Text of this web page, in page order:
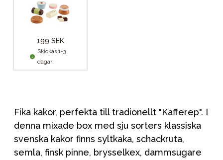
199 SEK
Skickas 1-3
dagar
Fika kakor, perfekta till tradionellt "Kafferep". I
denna mixade box med sju sorters klassiska
svenska kakor finns syltkaka, schackruta,
semla, finsk pinne, brysselkex, dammsugare